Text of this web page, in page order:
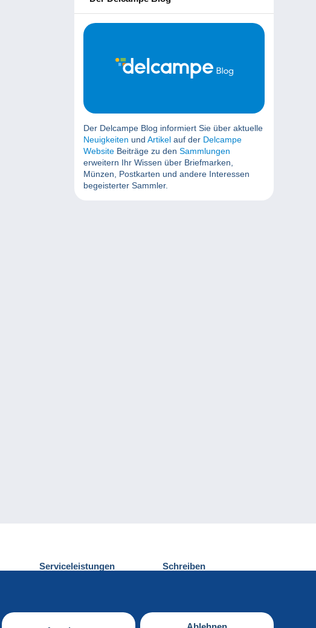
Der Delcampe Blog informiert Sie über aktuelle
Neuigkeiten und Artikel auf der Delcampe
Website Beiträge zu den Sammlungen
erweitern Ihr Wissen über Briefmarken,
Münzen, Postkarten und andere Interessen
begeisterter Sammler.
Serviceleistungen Schreiben